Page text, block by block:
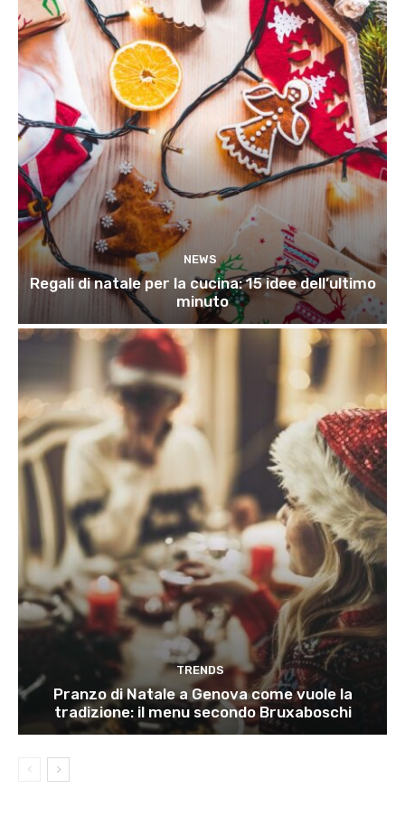
NEWS
Regali di natale per la cucina: 15 idee dell’ultimo
minuto
TRENDS
Pranzo di Natale a Genova come vuole la
tradizione: il menu secondo Bruxaboschi